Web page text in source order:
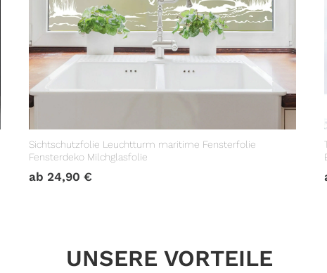
Sichtschutzfolie Leuchtturm maritime Fensterfolie
Fensterdeko Milchglasfolie
ab 24,90 €
UNSERE VORTEILE